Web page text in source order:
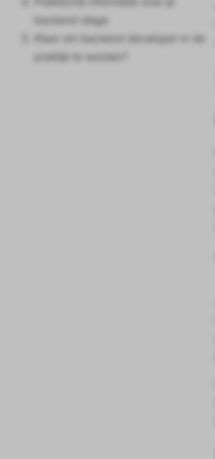
backend stage
Klaar om backend developer in de
praktijk te worden?